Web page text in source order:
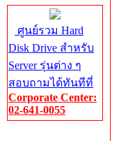
ศูนย์รวม Hard
Disk Drive สำหรับ
Server รุ่นต่าง ๆ
สอบถามได้ทันทีที่
Corporate Center:
02-641-0055